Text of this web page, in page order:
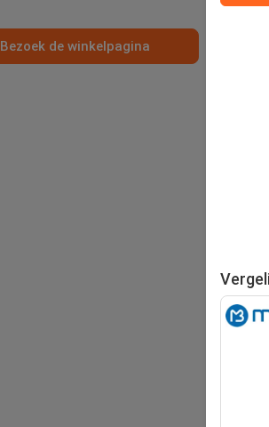
Bezoek de winkelpagina